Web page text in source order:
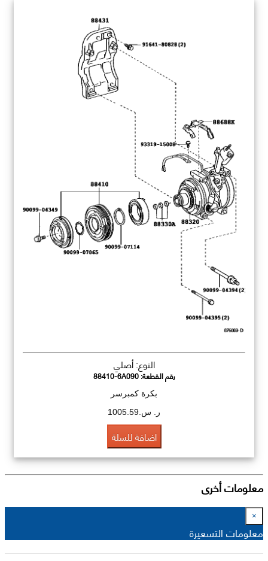
النوع: أصلي
رقم القطعة:88410-6A090
بكرة كمبرسر
ر. س.1005.59
اضافة للسلة
معلومات أخرى
×
معلومات التسعيرة